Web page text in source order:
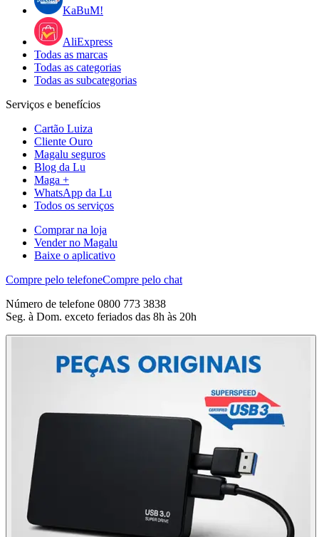
KaBuM!
AliExpress
Todas as marcas
Todas as categorias
Todas as subcategorias
Serviços e benefícios
Cartão Luiza
Cliente Ouro
Magalu seguros
Blog da Lu
Maga +
WhatsApp da Lu
Todos os serviços
Comprar na loja
Vender no Magalu
Baixe o aplicativo
Compre pelo telefoneCompre pelo chat
Número de telefone 0800 773 3838
Seg. à Dom. exceto feriados das 8h às 20h